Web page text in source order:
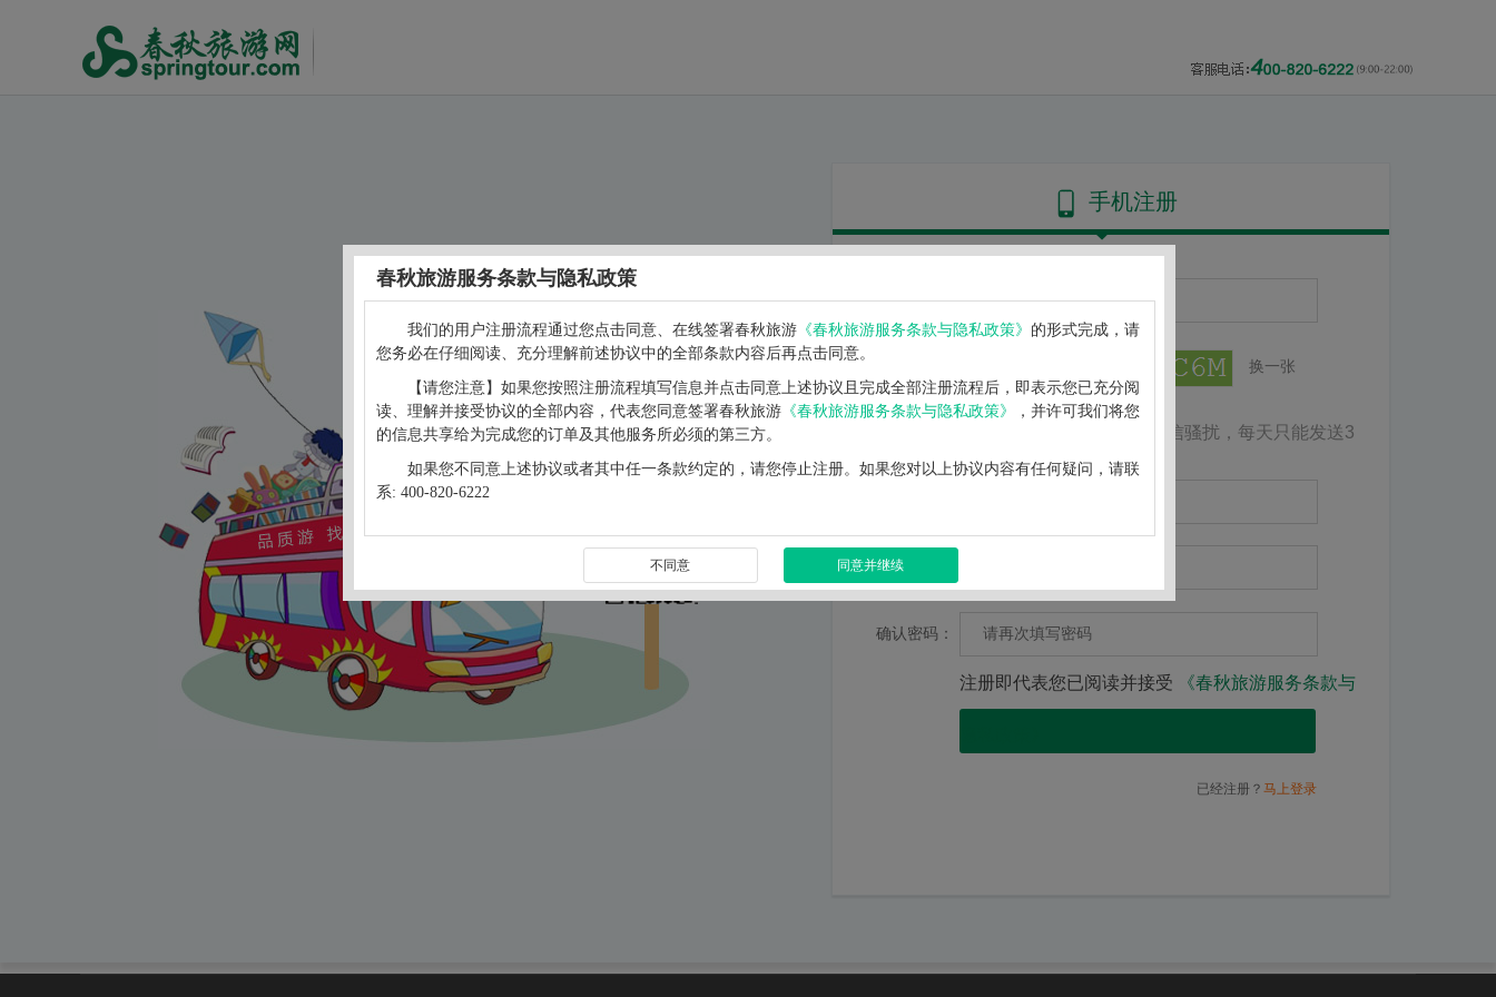
手机注册
手机号码：
换一张
为了防止短信骚扰，每天只能发送3
次
确认密码：
注册即代表您已阅读并接受 《春秋旅游服务条款与
已经注册？ 马上登录
春秋旅游服务条款与隐私政策
我们的用户注册流程通过您点击同意、在线签署春秋旅游《春秋旅游服务条款与隐私政策》 的形式完成，请
您务必在仔细阅读、充分理解前述协议中的全部条款内容后再点击同意。
【请您注意】如果您按照注册流程填写信息并点击同意上述协议且完成全部注册流程后，即表示您已充分阅
读、理解并接受协议的全部内容，代表您同意签署春秋旅游《春秋旅游服务条款与隐私政策》
，并许可我们将您
的信息共享给为完成您的订单及其他服务所必须的第三方。
如果您不同意上述协议或者其中任一条款约定的，请您停止注册。如果您对以上协议内容有任何疑问，请联
系: 400-820-6222
不同意 同意并继续